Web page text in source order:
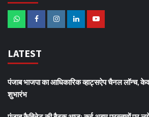
LATEST
पंजाब भाजपा का आधिकारिक व्हाट्सऐप चैनल लॉन्च,
शुभारंभ